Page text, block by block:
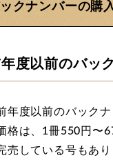
クナンバーの購
度以前のバッ
年度以前のバック
格は、1冊550円〜
売している号もあ